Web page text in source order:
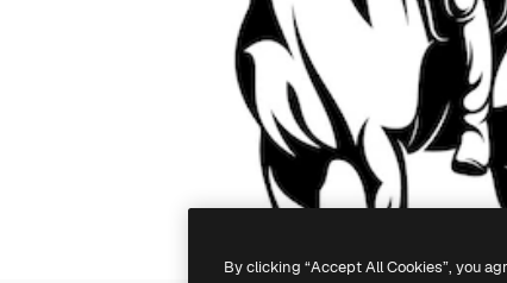
By clicking “Accept All Cookies”, you